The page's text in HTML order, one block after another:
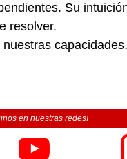
Su
resolver.
capacidades.
en nuestras redes!